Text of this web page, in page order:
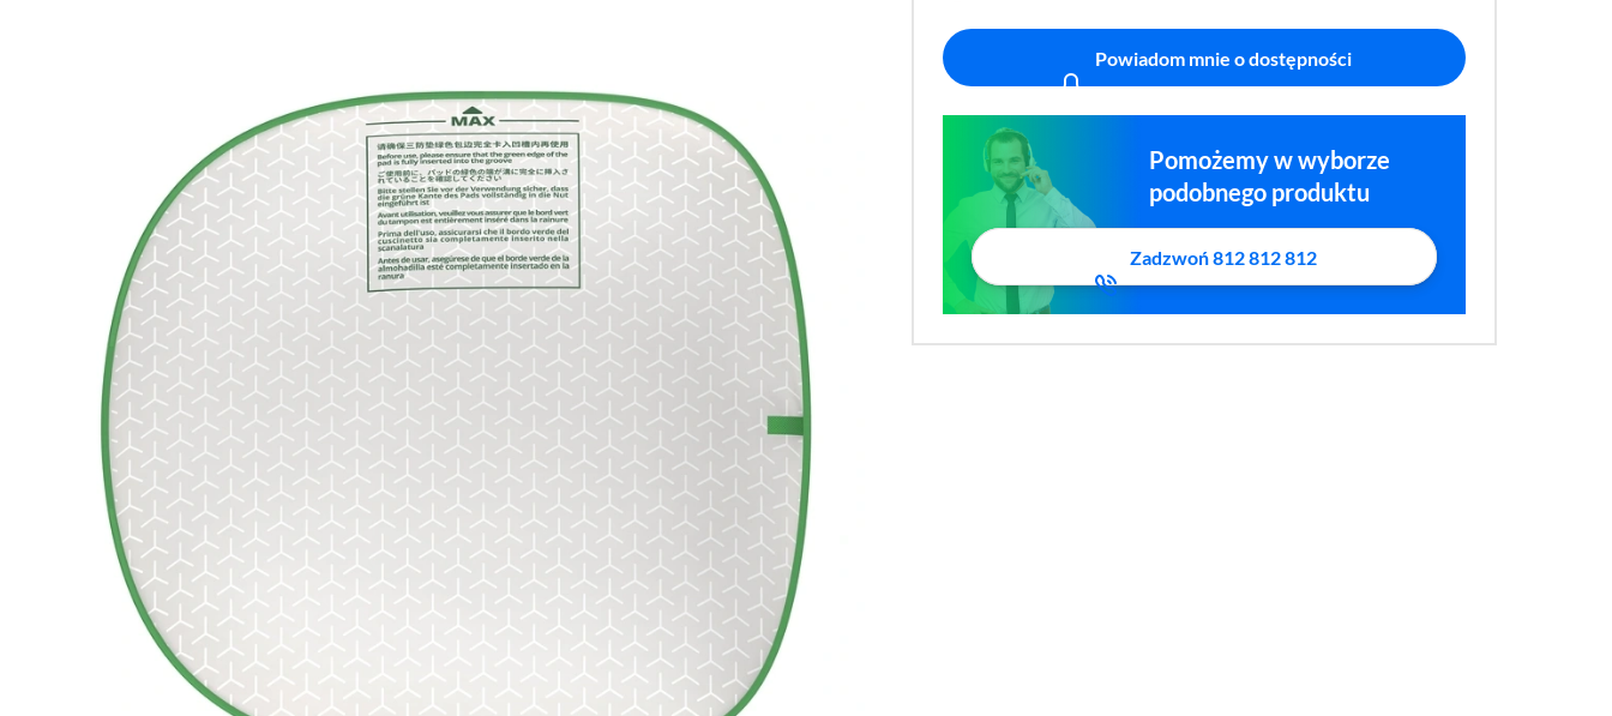
Powiadom mnie o dostępności
Pomożemy w wyborze
podobnego produktu
Zadzwoń 812 812 812